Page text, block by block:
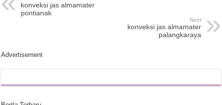
konveksi jas almamater
pontianak
Next
konveksi jas almamater
palangkaraya
Advertisement